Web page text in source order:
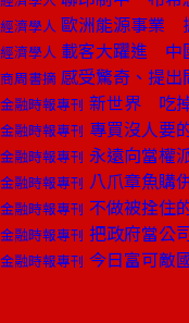
經濟學人 歐洲能源事業
經濟學人 載客大躍進 中
商周書摘 感受驚奇、提
金融時報專刊 新世界 吃
金融時報專刊 專買沒人要
金融時報專刊 永遠向當權
金融時報專刊 八爪章魚購
金融時報專刊 不做被拴住
金融時報專刊 把政府當公
金融時報專刊 今日富可敵